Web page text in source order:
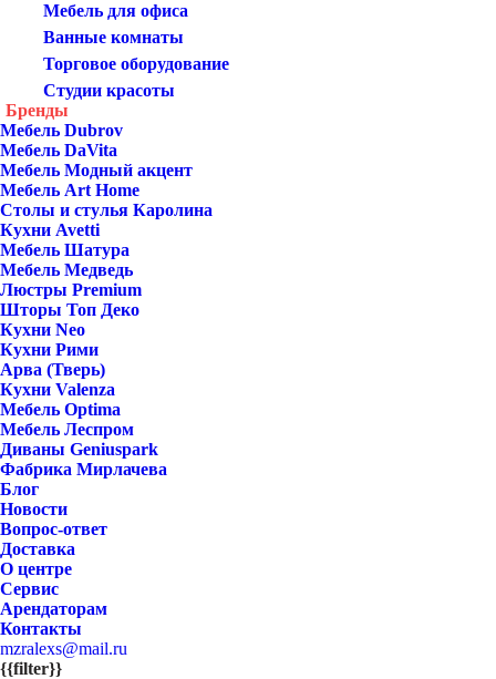
Мебель для офиса
Ванные комнаты
Торговое оборудование
Студии красоты
Бренды
Мебель Dubrov
Мебель DaVita
Мебель Модный акцент
Мебель Art Home
Столы и стулья Каролина
Кухни Avetti
Мебель Шатура
Мебель Медведь
Люстры Premium
Шторы Топ Деко
Кухни Neo
Кухни Рими
Арва (Тверь)
Кухни Valenza
Мебель Optima
Мебель Леспром
Диваны Geniuspark
Фабрика Мирлачева
Блог
Новости
Вопрос-ответ
Доставка
О центре
Сервис
Арендаторам
Контакты
mzralexs@mail.ru
{{filter}}